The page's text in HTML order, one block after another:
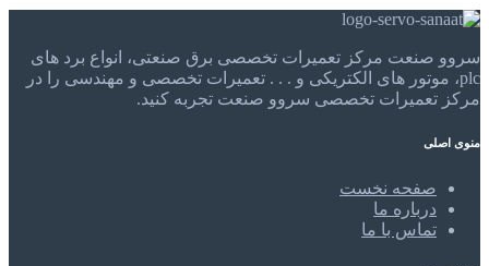
سروو صنعت مرکز تعمیرات تخصصی برق صنعتی، انواع برد های
plc، موتور های الکتریکی و . . . تعمیرات تخصصی و مهندسی را در
مرکز تعمیرات تخصصی سروو صنعت تجربه کنید.
منوی اصلی
صفحه نخست
درباره ما
تماس با ما